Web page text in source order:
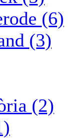
(6)
(3)
(2)